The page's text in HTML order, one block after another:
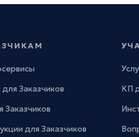
для Заказчиков
Заказчиков
для Заказчиков
КП